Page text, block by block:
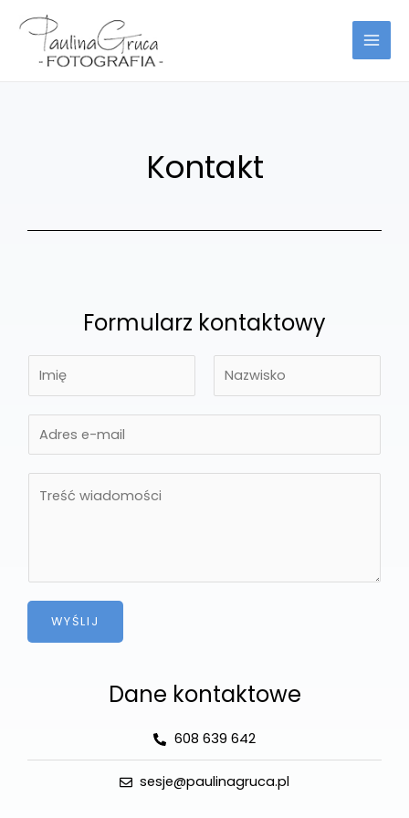
content
Kontakt
Dane kontaktowe
608 639 642
sesje@paulinagruca.pl
Formularz kontaktowy
WYŚLIJ